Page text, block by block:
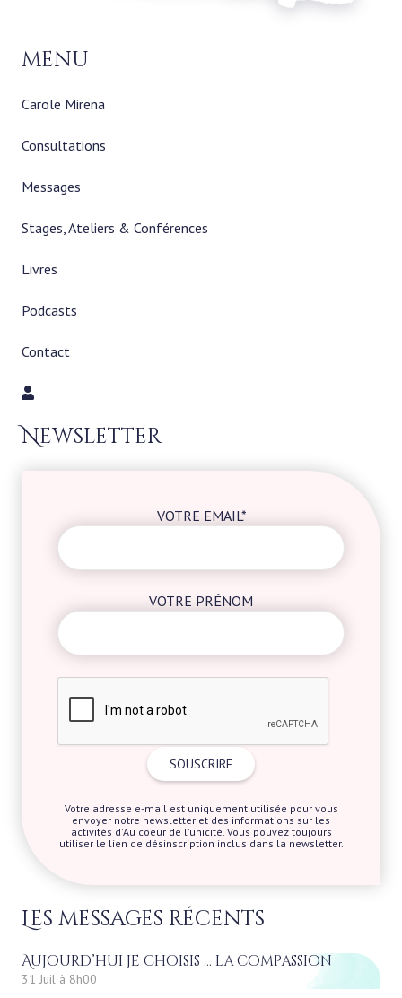
menu
Carole Mirena
Consultations
Messages
Stages, Ateliers & Conférences
Livres
Podcasts
Contact
Newsletter
VOTRE EMAIL*
VOTRE PRÉNOM
Votre adresse e-mail est uniquement utilisée pour vous
envoyer notre newsletter et des informations sur les
activités d'Au coeur de l'unicité. Vous pouvez toujours
utiliser le lien de désinscription inclus dans la newsletter.
Les messages récents
Aujourd’hui je choisis … la compassion
31 Juil à 8h00